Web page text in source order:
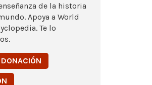
de la historia
Apoya a World
Te lo